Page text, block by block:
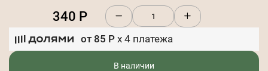
340 Р
от 85 Р x 4 платежа
В наличии